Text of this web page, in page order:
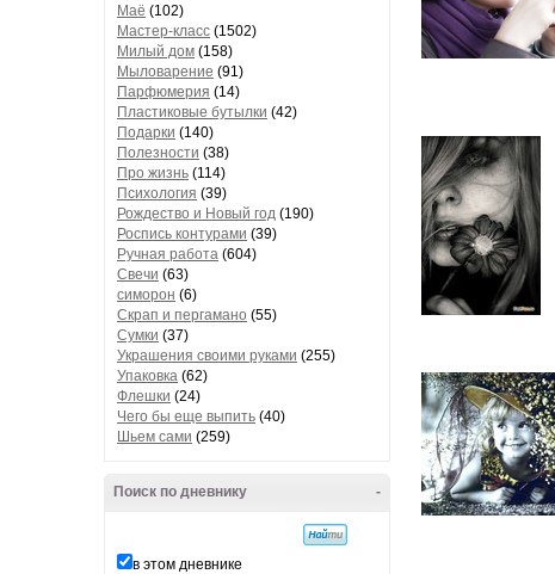
Маё (102)
Мастер-класс (1502)
Милый дом (158)
Мыловарение (91)
Парфюмерия (14)
Пластиковые бутылки (42)
Подарки (140)
Полезности (38)
Про жизнь (114)
Психология (39)
Рождество и Новый год (190)
Роспись контурами (39)
Ручная работа (604)
Свечи (63)
симорон (6)
Скрап и пергамано (55)
Сумки (37)
Украшения своими руками (255)
Упаковка (62)
Флешки (24)
Чего бы еще выпить (40)
Шьем сами (259)
-
Поиск по дневнику
в этом дневнике